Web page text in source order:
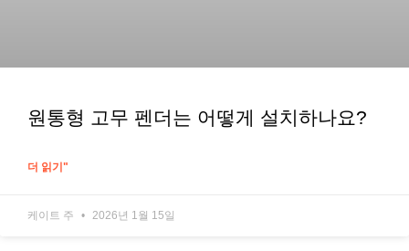
원통형 고무 펜더는 어떻게 설치하나요?
더 읽기"
케이트 주 2026년 1월 15일